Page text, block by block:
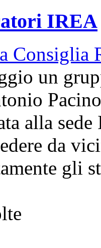
IREA
Consiglia
un
alla
da
gli